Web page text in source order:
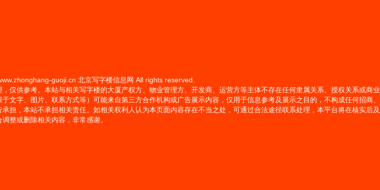
guoji.cn 北京写字楼信息网 All rights reserved.
仅供参考。本站与相关写字楼的大厦产权方、物业管理方、开发商、运营方等主体不存在任何隶属关系、授权关系或商业
字、图片、联系方式等）可能来自第三方合作机构或广告展示内容，仅用于信息参考及展示之目的，不构成任何招商、
担，本站不承担相关责任。如相关权利人认为本页面内容存在不当之处，可通过合法途径联系处理，本平台将在核实后及
调整或删除相关内容，非常感谢。